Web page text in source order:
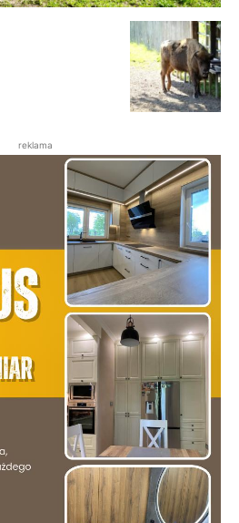
reklama